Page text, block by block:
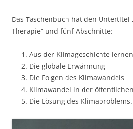
Das Taschenbuch hat den Untertitel
Therapie“ und fünf Abschnitte:
Aus der Klimageschichte lernen
Die globale Erwärmung
Die Folgen des Klimawandels
Klimawandel in der
Die Lösung des Klimaproblems.